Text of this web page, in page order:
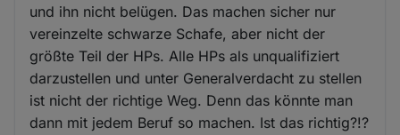
und ihn nicht belügen. Das machen sicher nur
vereinzelte schwarze Schafe, aber nicht der
größte Teil der HPs. Alle HPs als unqualifiziert
darzustellen und unter Generalverdacht zu stellen
ist nicht der richtige Weg. Denn das könnte man
dann mit jedem Beruf so machen. Ist das richtig?!?